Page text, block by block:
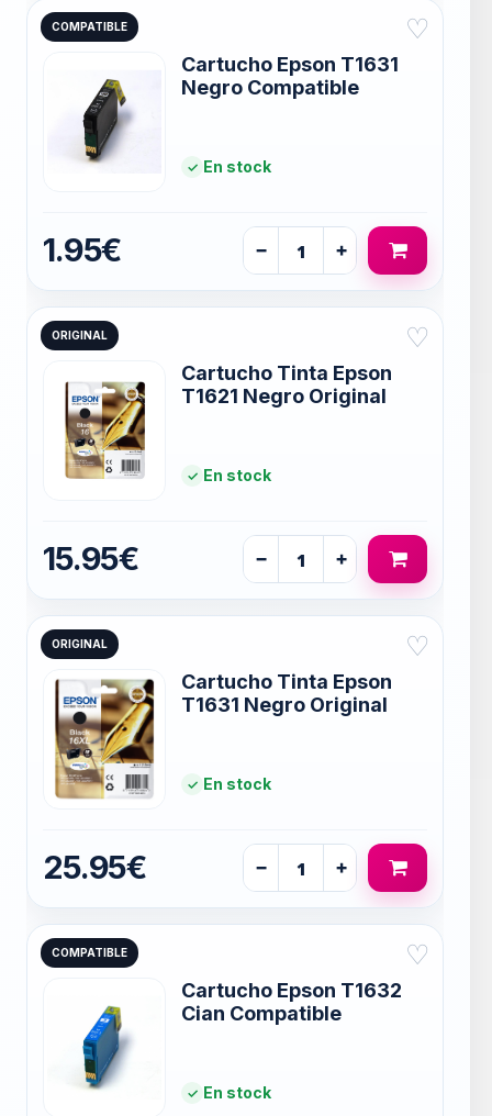
COMPATIBLE ♡
Cartucho Epson T1631
Negro Compatible
En stock
1.95€ − +
ORIGINAL ♡
Cartucho Tinta Epson
T1621 Negro Original
En stock
15.95€ − +
ORIGINAL ♡
Cartucho Tinta Epson
T1631 Negro Original
En stock
25.95€ − +
COMPATIBLE ♡
Cartucho Epson T1632
Cian Compatible
En stock